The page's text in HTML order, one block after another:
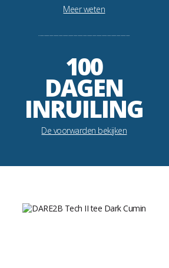
Meer weten
--------------------------------------------------------------------
100
DAGEN
INRUILING
De voorwarden bekijken